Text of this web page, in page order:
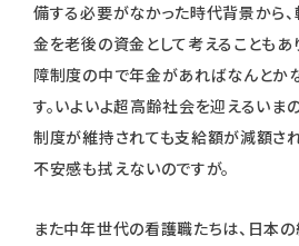
備する必要がなかった時代背景から
金を老後の資金として考えることもあ
障制度の中で年金があればなんとか
す。いよいよ超高齢社会を迎えるいま
制度が維持されても支給額が減額さ
不安感も拭えないのですが。
また中年世代の看護職たちは、日本